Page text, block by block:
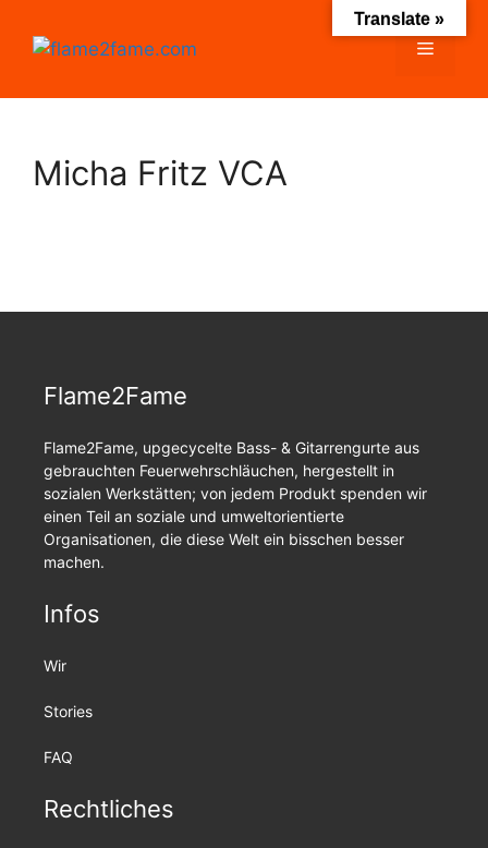
Inhalt
Menü
Micha Fritz VCA
Flame2Fame
Flame2Fame, upgecycelte Bass- & Gitarrengurte aus
gebrauchten Feuerwehrschläuchen, hergestellt in
sozialen Werkstätten; von jedem Produkt spenden wir
einen Teil an soziale und umweltorientierte
Organisationen, die diese Welt ein bisschen besser
machen.
Infos
Wir
Stories
FAQ
Rechtliches
Translate »